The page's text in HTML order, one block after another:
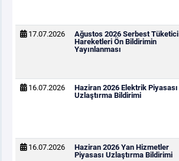
17.07.2026
Ağustos 2026 Serbest Tüketici
Hareketleri Ön Bildirimin
Yayınlanması
16.07.2026
Haziran 2026 Elektrik Piyasası
Uzlaştırma Bildirimi
16.07.2026
Haziran 2026 Yan Hizmetler
Piyasası Uzlaştırma Bildirimi